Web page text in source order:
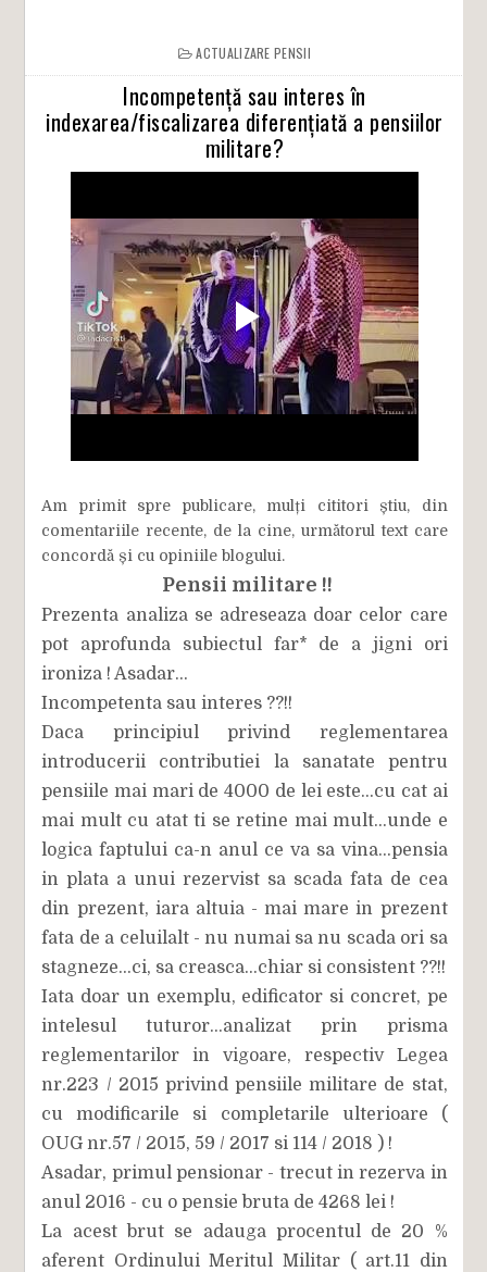
ACTUALIZARE PENSII
Incompetență sau interes în
indexarea/fiscalizarea diferențiată a pensiilor
militare?
Am primit spre publicare, mulți cititori știu, din
comentariile recente, de la cine, următorul text care
concordă și cu opiniile blogului.
Pensii militare !!
Prezenta analiza se adreseaza doar celor care
pot aprofunda subiectul far* de a jigni ori
ironiza ! Asadar...
Incompetenta sau interes ??!!
Daca principiul privind reglementarea
introducerii contributiei la sanatate pentru
pensiile mai mari de 4000 de lei este...cu cat ai
mai mult cu atat ti se retine mai mult...unde e
logica faptului ca-n anul ce va sa vina...pensia
in plata a unui rezervist sa scada fata de cea
din prezent, iara altuia - mai mare in prezent
fata de a celuilalt - nu numai sa nu scada ori sa
stagneze...ci, sa creasca...chiar si consistent ??!!
Iata doar un exemplu, edificator si concret, pe
intelesul tuturor...analizat prin prisma
reglementarilor in vigoare, respectiv Legea
nr.223 / 2015 privind pensiile militare de stat,
cu modificarile si completarile ulterioare (
OUG nr.57 / 2015, 59 / 2017 si 114 / 2018 ) !
Asadar, primul pensionar - trecut in rezerva in
anul 2016 - cu o pensie bruta de 4268 lei !
La acest brut se adauga procentul de 20 %
aferent Ordinului Meritul Militar ( art.11 din